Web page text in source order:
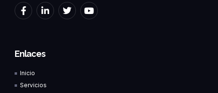
F
a
o
o
-
f
L
i
i
i
T
w
Y
o
Enlaces
Inicio
Servicios